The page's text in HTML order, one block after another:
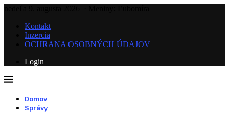
Kontakt
Inzercia
OCHRANA OSOBNÝCH ÚDAJOV
Login
Domov
Správy